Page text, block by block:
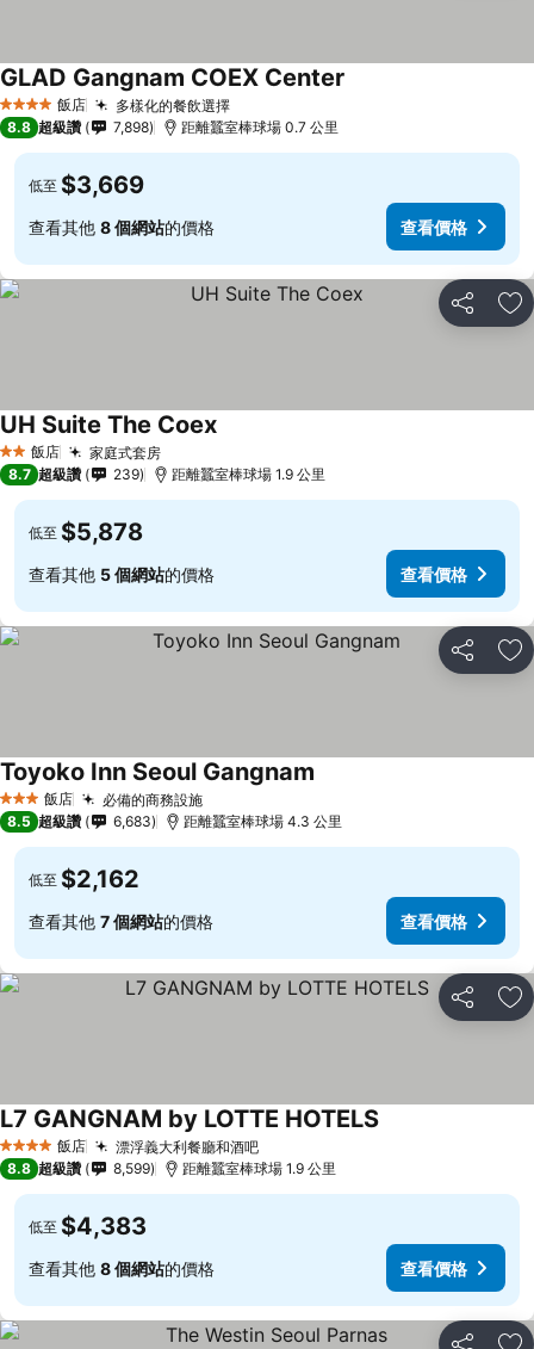
4 星級 飯店 多樣化的餐飲選擇
GLAD Gangnam COEX Center
8.8 超級讚 7,898 距離蠶室棒球場 0.7 公里
低至 $3,669
查看其他 8 個網站的價格 查看價格
分享 加
2 星級飯店 家庭式套房
UH Suite The Coex
8.7 超級讚 239 距離蠶室棒球場 1.9 公里
低至 $5,878
查看其他 5 個網站的價格 查看價格
分享 加
3 星級 飯店 必備的商務設施
Toyoko Inn Seoul Gangnam
8.5 超級讚 6,683 距離蠶室棒球場 4.3 公里
低至 $2,162
查看其他 7 個網站的價格 查看價格
分享 加
4 星級 飯店 漂浮義大利餐廳和酒吧
L7 GANGNAM by LOTTE HOTELS
8.8 超級讚 8,599 距離蠶室棒球場 1.9 公里
低至 $4,383
查看其他 8 個網站的價格 查看價格